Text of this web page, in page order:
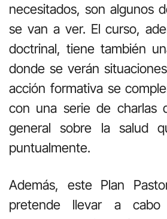
necesitados, son algunos
se van a ver. El curso,
doctrinal, tiene también
donde se verán
acción formativa se
con una serie de charlas
general sobre la salud
puntualmente.
Además, este Plan
pretende llevar a